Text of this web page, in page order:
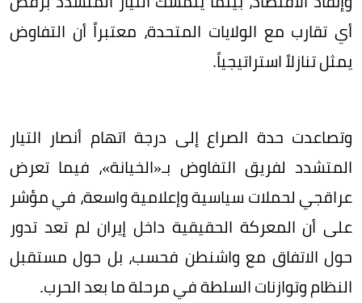
أي تقارب مع الولايات المتحدة، معتبراً أن التفاوض
يمثل تنازلاً استراتيجياً.
وتصاعدت حدة الصراع إلى درجة اتهام أنصار التيار
المتشدد لفريق التفاوض بـ«الخيانة»، فيما تعرض
عراقجي لحملات سياسية وإعلامية واسعة، في مؤشر
على أن المعركة الحقيقية داخل إيران لم تعد تدور
حول الاتفاق مع واشنطن فحسب، بل حول مستقبل
النظام وتوازنات السلطة في مرحلة ما بعد الحرب.